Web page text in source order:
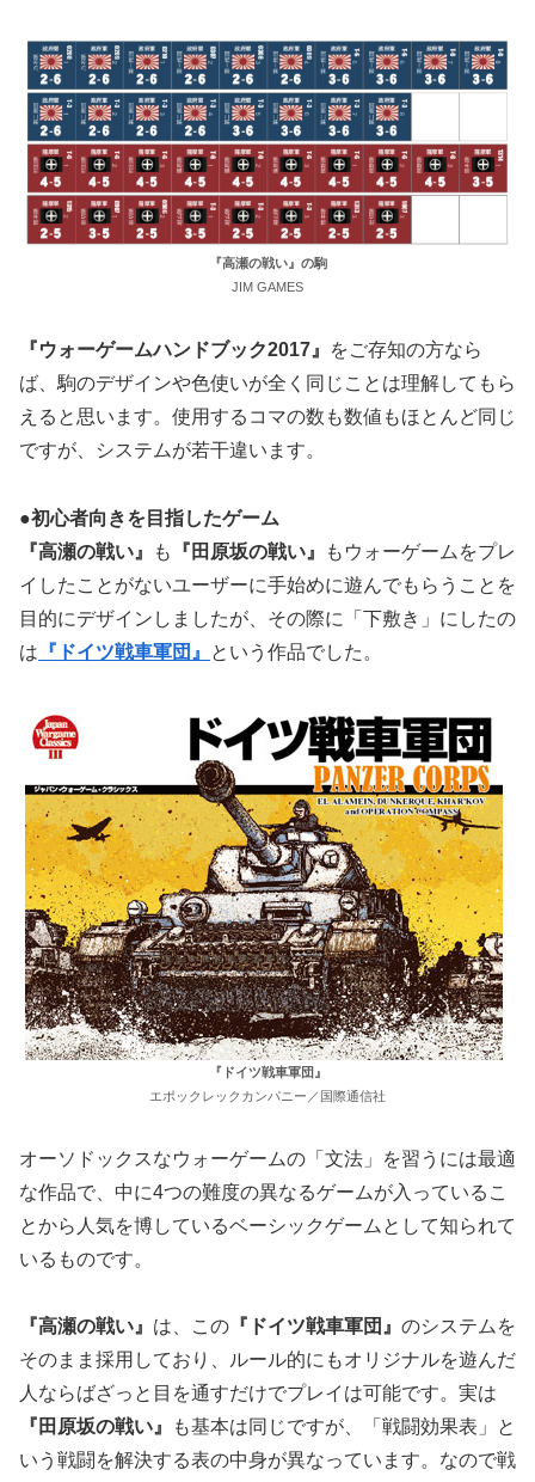
『高瀬の戦い』の駒
JIM GAMES
『ウォーゲームハンドブック2017』
をご存知の方なら
ば、駒のデザインや色使いが全く同じことは理解してもら
えると思います。使用するコマの数も数値もほとんど同じ
ですが、システムが若干違います。
●初心者向きを目指したゲーム
『高瀬の戦い』
も 『田原坂の戦い』
もウォーゲームをプレ
イしたことがないユーザーに手始めに遊んでもらうことを
目的にデザインしましたが、その際に「下敷き」にしたの
は 『ドイツ戦車軍団』 という作品でした。
『ドイツ戦車軍団』
エポックレックカンパニー／国際通信社
オーソドックスなウォーゲームの「文法」を習うには最適
な作品で、中に4つの難度の異なるゲームが入っているこ
とから人気を博しているベーシックゲームとして知られて
いるものです。
『高瀬の戦い』 は、この 『ドイツ戦車軍団』 のシステムを
そのまま採用しており、ルール的にもオリジナルを遊んだ
人ならばざっと目を通すだけでプレイは可能です。実は
『田原坂の戦い』
も基本は同じですが、「戦闘効果表」と
いう戦闘を解決する表の中身が異なっています。なので戦